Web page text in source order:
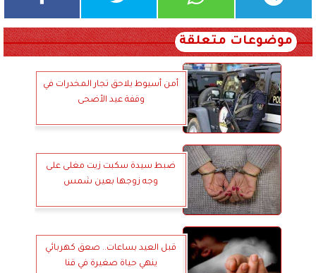
موضوعات متعلقة
أمن أسيوط يلاحق تجار المخدرات في
وقفة عيد الأضحى
ضبط سيدة سكبت زيت مغلى على
وجه زوجها بعين شمس
قبل العيد بساعات.. صعق كهربائي
ينهي حياة صغيرة في قنا